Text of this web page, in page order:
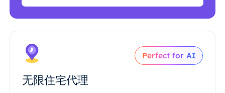
Perfect for AI
无限住宅代理